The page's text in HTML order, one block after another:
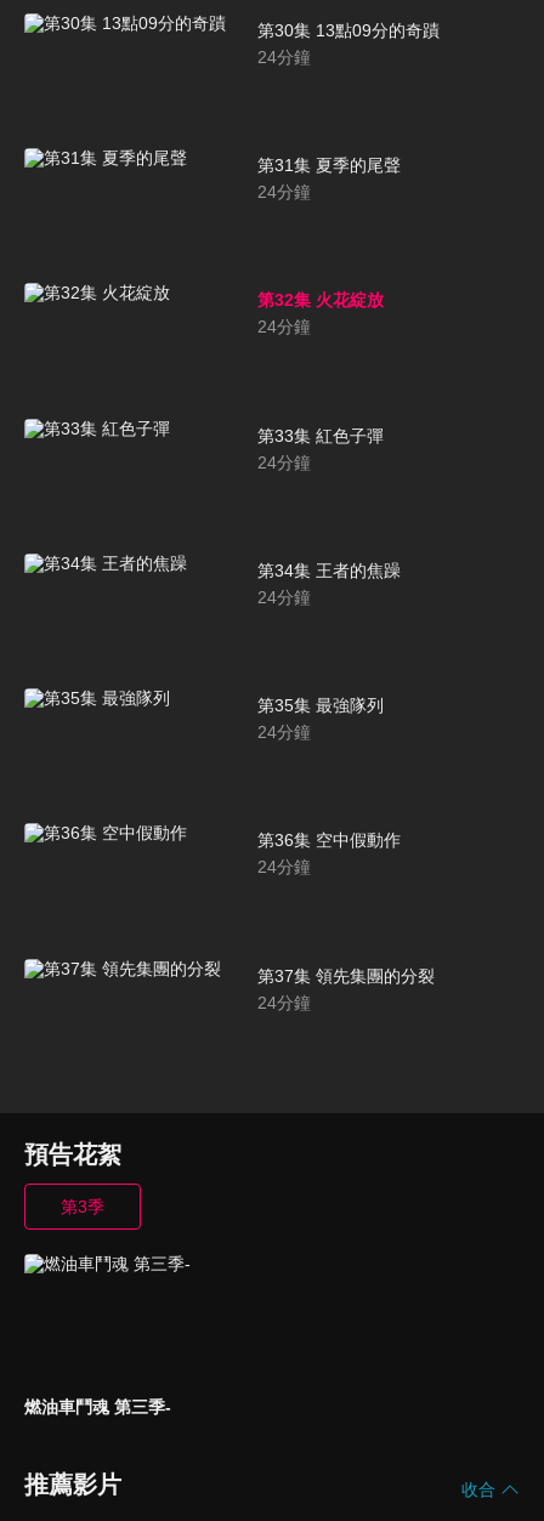
第30集 13點09分的奇蹟
24分鐘
第31集 夏季的尾聲
24分鐘
第32集 火花綻放
24分鐘
第33集 紅色子彈
24分鐘
第34集 王者的焦躁
24分鐘
第35集 最強隊列
24分鐘
第36集 空中假動作
24分鐘
第37集 領先集團的分裂
24分鐘
預告花絮
第3季
燃油車鬥魂 第三季-
推薦影片 收合